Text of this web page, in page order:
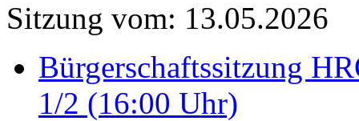
Sitzung vom: 13.05.2026
Bürgerschaftssitzung
1/2 (16:00 Uhr)